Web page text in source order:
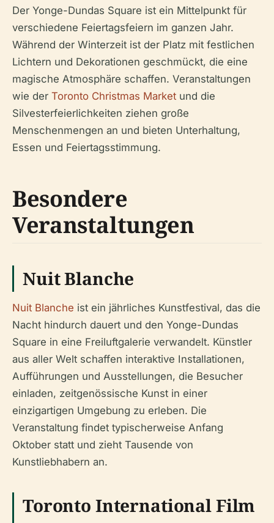
Der Yonge-Dundas Square ist ein Mittelpunkt für
verschiedene Feiertagsfeiern im ganzen Jahr.
Während der Winterzeit ist der Platz mit festlichen
Lichtern und Dekorationen geschmückt, die eine
magische Atmosphäre schaffen. Veranstaltungen
wie der Toronto Christmas Market und die
Silvesterfeierlichkeiten ziehen große
Menschenmengen an und bieten Unterhaltung,
Essen und Feiertagsstimmung.
Besondere
Veranstaltungen
Nuit Blanche
Nuit Blanche ist ein jährliches Kunstfestival, das die
Nacht hindurch dauert und den Yonge-Dundas
Square in eine Freiluftgalerie verwandelt. Künstler
aus aller Welt schaffen interaktive Installationen,
Aufführungen und Ausstellungen, die Besucher
einladen, zeitgenössische Kunst in einer
einzigartigen Umgebung zu erleben. Die
Veranstaltung findet typischerweise Anfang
Oktober statt und zieht Tausende von
Kunstliebhabern an.
Toronto International Film